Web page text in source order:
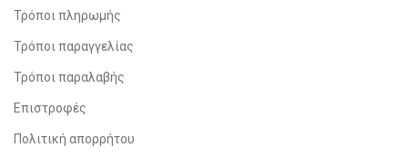
Τρόποι πληρωμής
Τρόποι παραγγελίας
Τρόποι παραλαβής
Επιστροφές
Πολιτική απορρήτου